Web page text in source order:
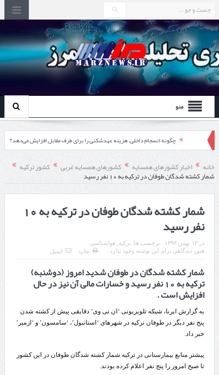
منو
چگونه انسجام داخلی، هزینه عهدشکنی را برای طرف مقابل افزایش می‌دهد؟
اقتدار دیپلماسی از درون مرزها آغاز می‌شود
تشدید اختلاف ایتالیا و اسپانیا بر سر کنترل‌های مرزی
در دیدار استاندار اردبیل و رئیس گمرک مرزی جمهوری آذربایجان تاکید شد؛
توسعه همکاری گمرک‌های مرزی ایران و جمهوری آذربایجان ضرورت دارد
گزارش ویژه؛
طرز تهیه خورش خلال کرمانشاهی +نکات و فوت وفن‌ها
قدردانی وزیر میراث فرهنگی، گردشگری و صنایع دستی از استاندار اردبیل
استاندار اردبیل در دیدار دبیر شورای‌عالی مناطق آزاد و ویژه اقتصادی:
راه‌اندازی کامل منطقه آزاد اردبیل-بیله‌سوار و منطقه ویژه اقتصادی نمین تسریع
در دیدار استاندار اردبیل و مدیرعامل بانک سینا محقق شد؛
خانه اخبار کشورهای همسایه کشورهای همسایه غربی کشور ترکیه
شمار کشته شدگان طوفان در ترکیه به 10 نفر رسید
شمار کشته شدگان طوفان در ترکیه به 10
نفر رسید
در ۱۳ بهمن ۱۳۹۳ برچسب ها: ترکیه, هواشناسی
هنوز دیدگاهی برای این نوشته وجود ندارد
چاپ ایمیل
شمار کشته شدگان در طوفان شدید امروز (دوشنبه)
ترکیه به 10 نفر رسید و خسارات مالی آن نیز در حال
افزایش است .
به گزارش ایرنا، شبکه تلویزیونی ‘ان تی وی’ دقایقی پیش از کشته شدن
پنج نفر دیگر در طوفان ترکیه در شهرهای ‘استانبول’، ‘سامسون’ و ‘ازمیر’
خبر داد.
پیشتر منابع بیمارستانی در ترکیه شمار کشته شدگان طوفان در این کشور
تا صبح امروز را پنج نفر اعلام کرده بودند.